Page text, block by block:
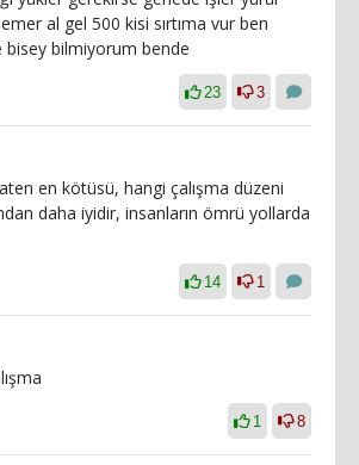
al gel 500 kisi sırtıma vur ben
bilmiyorum bende
23 3
en kötüsü, hangi çalışma düzeni
daha iyidir, insanların ömrü yollarda
14 1
1 8